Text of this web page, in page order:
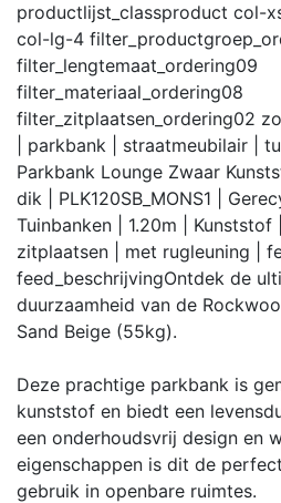
productlijst_classproduct col-
col-lg-4
filter_lengtemaat_ordering09
filter_materiaal_ordering08
filter_zitplaatsen_ordering02
| parkbank | straatmeubilair |
Parkbank Lounge Zwaar
dik | PLK120SB_MONS1 |
Tuinbanken | 1.20m |
zitplaatsen | met rugleuning |
feed_beschrijvingOntdek de
duurzaamheid van de
Sand Beige (55kg).
Deze prachtige parkbank is
kunststof en biedt een
een onderhoudsvrij design en
eigenschappen is dit de
gebruik in openbare ruimtes.